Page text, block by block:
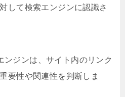
して検索エンジンに認識さ
ジンは、サイト内のリンク
要性や関連性を判断しま